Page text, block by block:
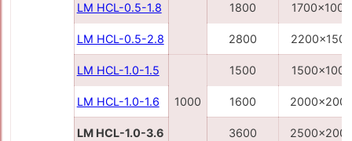
LM HCL-0.5-1.8 1800 1700x1000
LM HCL-0.5-2.8 2800 2200x1500
LM HCL-1.0-1.5
1000
1500 1500x1000
LM HCL-1.0-1.6 1600
LM HCL-1.0-3.6 3600